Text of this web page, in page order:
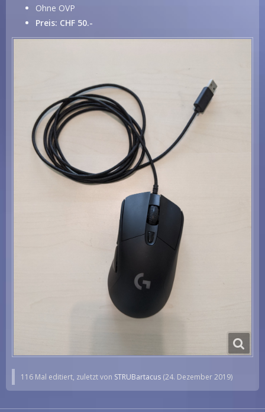
Ohne OVP
Preis: CHF 50.-
116 Mal editiert, zuletzt von STRUBartacus (24. Dezember 2019)